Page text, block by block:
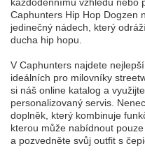
Caphunters Hip Hop Dogzen
jedinečný nádech, který
ducha hip hopu.
V Caphunters najdete
ideálních pro milovníky
si náš online katalog a
personalizovaný servis.
doplněk, který kombinuje
kterou může nabídnout
a pozvedněte svůj outfit s